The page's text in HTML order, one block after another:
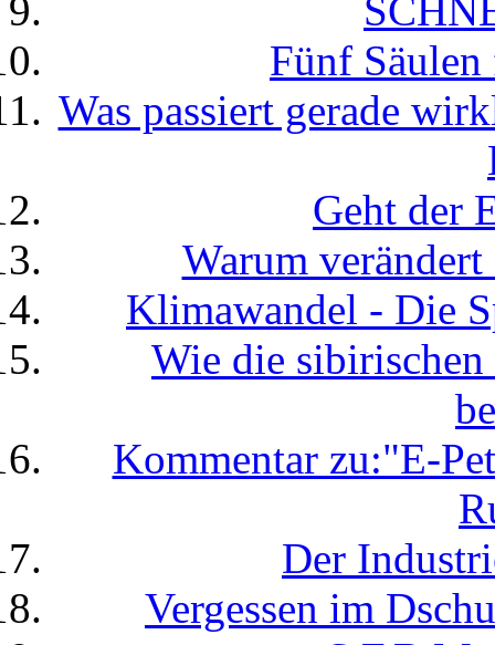
Fünf
Was passiert gerade
Geht der
Warum
Klimawandel - Die
Wie die
Kommentar zu:"E-
Der
Vergessen im